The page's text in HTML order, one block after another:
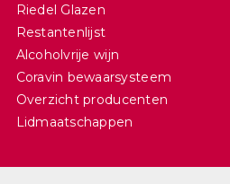
Riedel Glazen
Restantenlijst
Alcoholvrije wijn
Coravin bewaarsysteem
Overzicht producenten
Lidmaatschappen